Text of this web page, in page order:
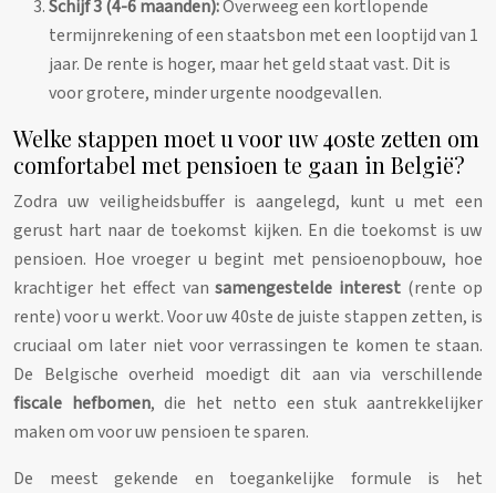
Schijf 3 (4-6 maanden):Overweeg een kortlopende
termijnrekening of een staatsbon met een looptijd van 1
jaar. De rente is hoger, maar het geld staat vast. Dit is
voor grotere, minder urgente noodgevallen.
Welke stappen moet u voor uw 40ste zetten om
comfortabel met pensioen te gaan in België?
Zodra uw veiligheidsbuffer is aangelegd, kunt u met een
gerust hart naar de toekomst kijken. En die toekomst is uw
pensioen. Hoe vroeger u begint met pensioenopbouw, hoe
krachtiger het effect vansamengestelde interest (rente op
rente) voor u werkt. Voor uw 40ste de juiste stappen zetten, is
cruciaal om later niet voor verrassingen te komen te staan.
De Belgische overheid moedigt dit aan via verschillende
fiscale hefbomen, die het netto een stuk aantrekkelijker
maken om voor uw pensioen te sparen.
De meest gekende en toegankelijke formule is het